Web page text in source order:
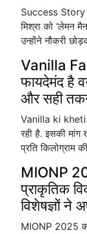
Success
मिश्रा को ‘लेमन
उन्होंने नौकरी
Vanilla
फायदेमंद है
और सही
Vanilla ki kheti:
रही है. इसकी मांग
प्रति किलोग्राम
MIONP
प्राकृतिक
विशेषज्ञों ने
MIONP 2025